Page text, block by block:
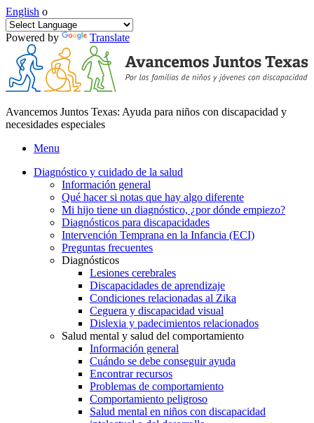
English o
Powered by Translate
Avancemos Juntos Texas: Ayuda para niños con discapacidad y
necesidades especiales
Menu
Diagnóstico y cuidado de la salud
Información general
Qué hacer si notas que hay algo diferente
Mi hijo tiene un diagnóstico, ¿por dónde empiezo?
Diagnósticos para discapacidades
Intervención Temprana en la Infancia (ECI)
Preguntas frecuentes
Diagnósticos
Lesiones cerebrales
Discapacidades de aprendizaje
Condiciones relacionadas al Zika
Ceguera y discapacidad visual
Dislexia y padecimientos relacionados
Salud mental y salud del comportamiento
Información general
Cuándo se debe conseguir ayuda
Encontrar recursos
Problemas de comportamiento
Comportamiento peligroso
Salud mental en niños con discapacidad